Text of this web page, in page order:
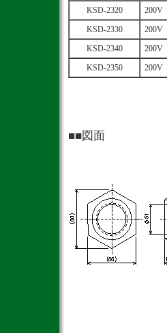
KSD-2320
KSD-2330
KSD-2340
KSD-2350
■■図面